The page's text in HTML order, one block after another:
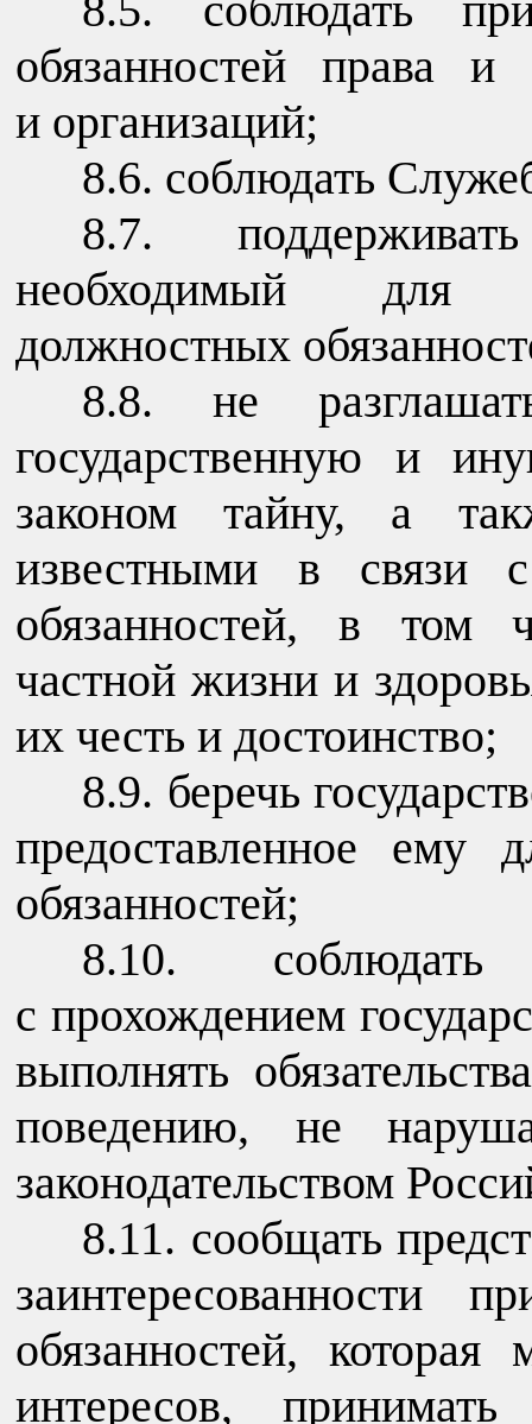
обязанностей права
и организаций;
8.6. соблюдать
8.7.
необходимый для
должностных
8.8. не
государственную и
законом тайну, а
известными в связи
обязанностей, в том
частной жизни и
их честь и достоинство;
8.9. беречь
предоставленное ему
обязанностей;
8.10. соблюдать
с прохождением
выполнять
поведению, не
законодательством
8.11. сообщать
заинтересованности
обязанностей,
интересов,